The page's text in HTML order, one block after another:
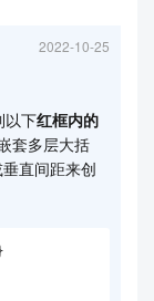
2022-10-25
以下红框内的
套多层大括
直间距来创